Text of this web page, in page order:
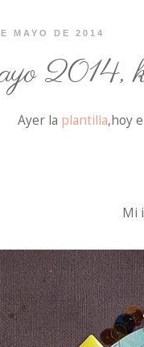
MAYO DE 2014
2014,
Ayer la plantilla,hoy
Mi